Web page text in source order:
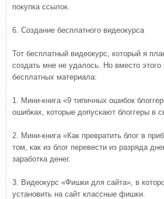
покупка ссылок.
6. Создание бесплатного видеокурса
Тот бесплатный видеокурс, который я
создать мне не удалось. Но вместо
бесплатных материала:
1. Мини-книга «9 типичных ошибок
ошибках, которые допускают блоггеры в
2. Мини-книга «Как превратить блог в
том, как из блог перевести из разряда
заработка денег.
3. Видеокурс «Фишки для сайта», в
установить на сайт классные фишки.